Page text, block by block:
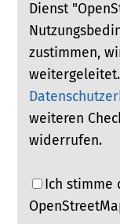
Dienst
zustimmen,
weiteren
widerrufen.
Ich stimme